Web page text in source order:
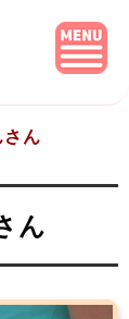
ん
ん